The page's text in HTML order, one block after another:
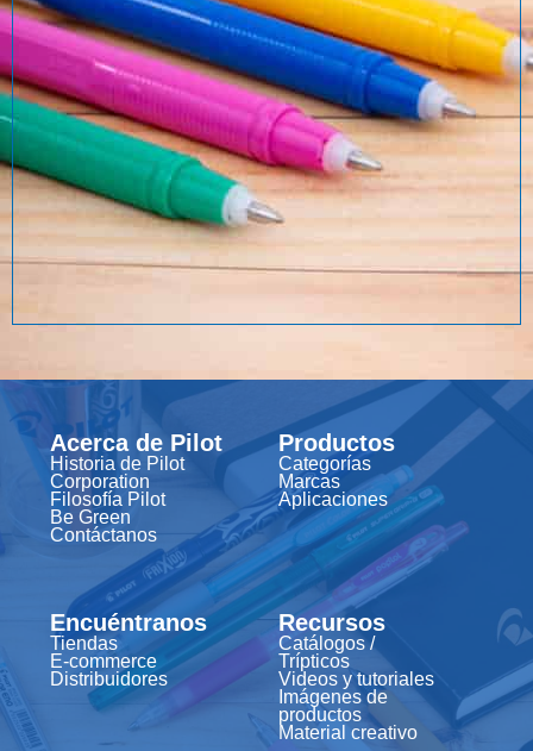
Acerca de Pilot
Historia de Pilot
Corporation
Filosofía Pilot
Be Green
Contáctanos
Productos
Categorías
Marcas
Aplicaciones
Encuéntranos
Tiendas
E-commerce
Distribuidores
Recursos
Catálogos /
Trípticos
Videos y tutoriales
Imágenes de
productos
Material creativo